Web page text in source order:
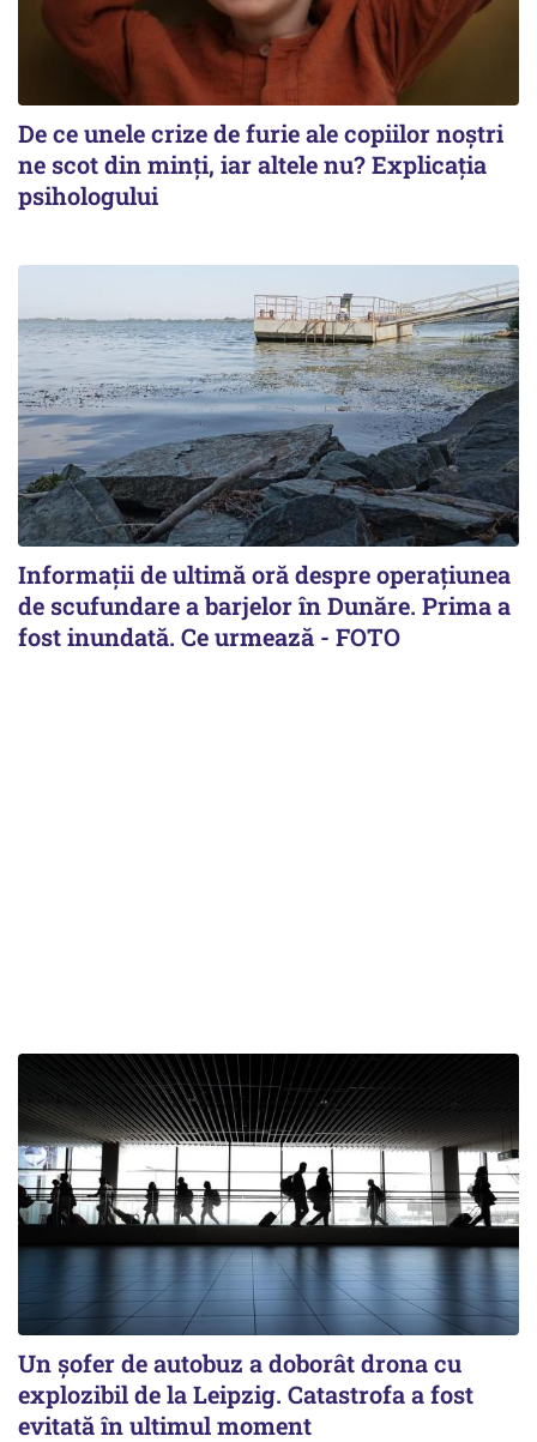
De ce unele crize de furie ale copiilor noștri
ne scot din minți, iar altele nu? Explicația
psihologului
Informații de ultimă oră despre operațiunea
de scufundare a barjelor în Dunăre. Prima a
fost inundată. Ce urmează - FOTO
Un șofer de autobuz a doborât drona cu
explozibil de la Leipzig. Catastrofa a fost
evitată în ultimul moment